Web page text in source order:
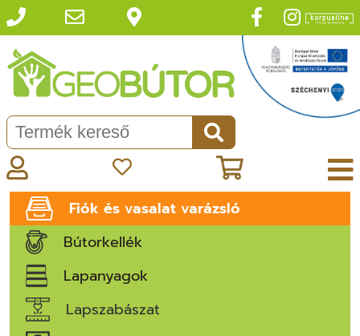
Fiók és vasalat varázsló
Bútorkellék
Lapanyagok
Lapszabászat